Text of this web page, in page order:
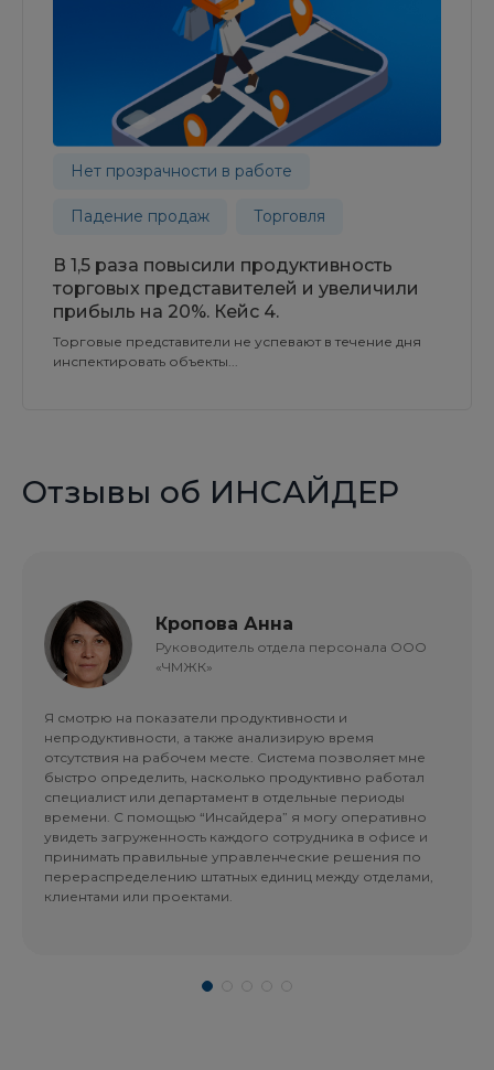
Нет прозрачности в работе
Падение продаж Торговля
В 1,5 раза повысили продуктивность
торговых представителей и увеличили
прибыль на 20%. Кейс 4.
Торговые представители не успевают в течение дня
инспектировать объекты...
Отзывы об ИНСАЙДЕР
Кропова Анна
Руководитель отдела персонала ООО
«ЧМЖК»
Я смотрю на показатели продуктивности и
непродуктивности, а также анализирую время
отсутствия на рабочем месте. Система позволяет мне
быстро определить, насколько продуктивно работал
специалист или департамент в отдельные периоды
времени. С помощью “Инсайдера” я могу оперативно
увидеть загруженность каждого сотрудника в офисе и
принимать правильные управленческие решения по
перераспределению штатных единиц между отделами,
клиентами или проектами.